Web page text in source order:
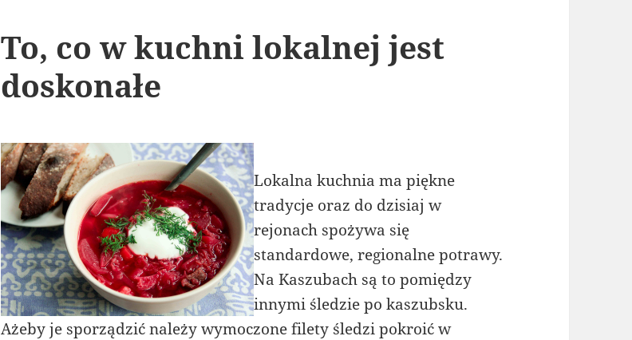
To, co w kuchni lokalnej jest
doskonałe
Lokalna kuchnia ma piękne
tradycje oraz do dzisiaj w
rejonach spożywa się
standardowe, regionalne potrawy.
Na Kaszubach są to pomiędzy
innymi śledzie po kaszubsku.
Ażeby je sporządzić należy wymoczone filety śledzi pokroić w